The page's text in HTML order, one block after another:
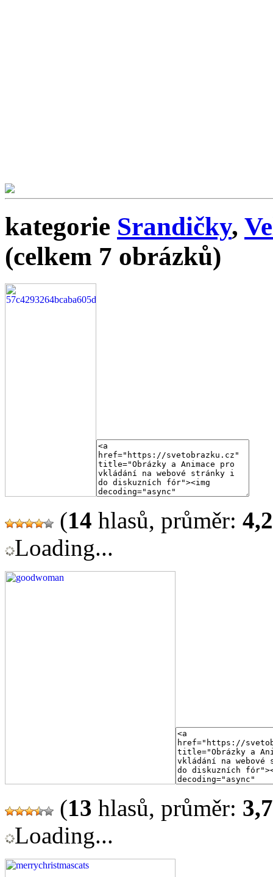
kategorie Srandičky,
(celkem 7 obrázků)
(14 hlasů, průměr:
Loading...
(13 hlasů, průměr:
Loading...